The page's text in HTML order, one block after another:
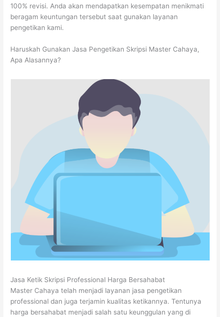
100% revisi. Anda akan mendapatkan kesempatan menikmati
beragam keuntungan tersebut saat gunakan layanan
pengetikan kami.
Haruskah Gunakan Jasa Pengetikan Skripsi Master Cahaya,
Apa Alasannya?
Jasa Ketik Skripsi Professional Harga Bersahabat
Master Cahaya telah menjadi layanan jasa pengetikan
professional dan juga terjamin kualitas ketikannya. Tentunya
harga bersahabat menjadi salah satu keunggulan yang di